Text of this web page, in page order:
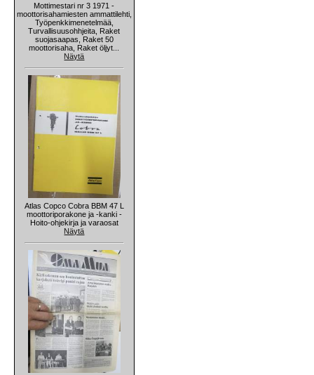
Mottimestari nr 3 1971 -
moottorisahamiesten ammattilehti,
Työpenkkimenetelmää,
Turvallisuusohhjeita, Raket
suojasaapas, Raket 50
moottorisaha, Raket öljyt...
Näytä
Atlas Copco Cobra BBM 47 L
moottoriporakone ja -kanki -
Hoito-ohjekirja ja varaosat
Näytä